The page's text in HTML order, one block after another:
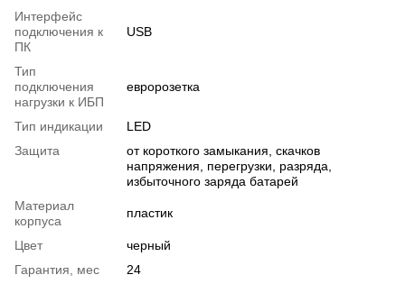
Интерфейс
подключения к
ПК
USB
Тип
подключения
нагрузки к ИБП
евророзетка
Тип индикации
LED
Защита
от короткого замыкания, скачков
напряжения, перегрузки, разряда,
избыточного заряда батарей
Материал
корпуса
пластик
Цвет
черный
Гарантия, мес
24